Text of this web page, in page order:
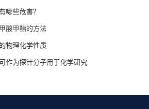
哪些危害？
酸甲酯的方法
物理化学性质
作为探针分子用于化学研究